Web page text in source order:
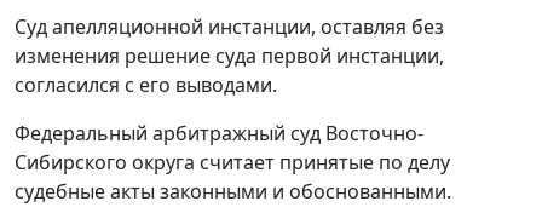
Суд апелляционной инстанции, оставляя без
изменения решение суда первой инстанции,
согласился с его выводами.
Федеральный арбитражный суд Восточно-
Сибирского округа считает принятые по делу
судебные акты законными и обоснованными.